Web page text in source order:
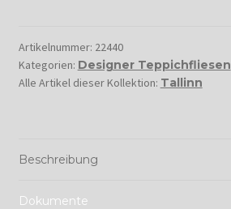
Artikelnummer: 22440
Kategorien: Designer Teppichfliesen
Alle Artikel dieser Kollektion: Tallinn
Beschreibung
Dokumente